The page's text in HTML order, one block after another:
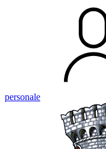
personale